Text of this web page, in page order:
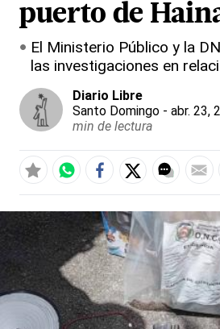
puerto de
El Ministerio Público y la
las investigaciones en
Diario Libre
Santo Domingo - abr. 23,
min de lectura